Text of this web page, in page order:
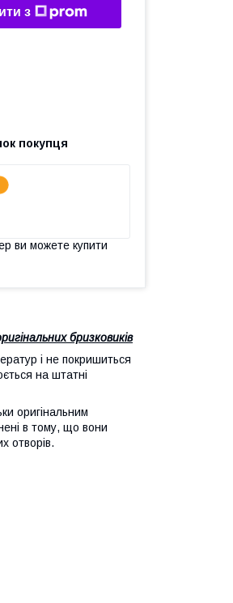
з
покупця
ви можете купити
бризковиків
і не покришиться
на штатні
оригінальним
в тому, що вони
отворів.